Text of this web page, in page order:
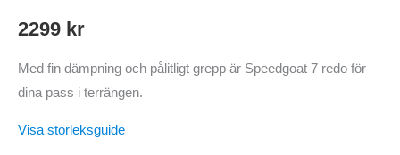
2299 kr
Med fin dämpning och pålitligt grepp är Speedgoat 7 redo för
dina pass i terrängen.
Visa storleksguide